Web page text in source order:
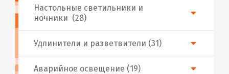
Аварийное освещение (19)
Настольные светильники и
ночники (28)
Удлинители и разветвители (31)